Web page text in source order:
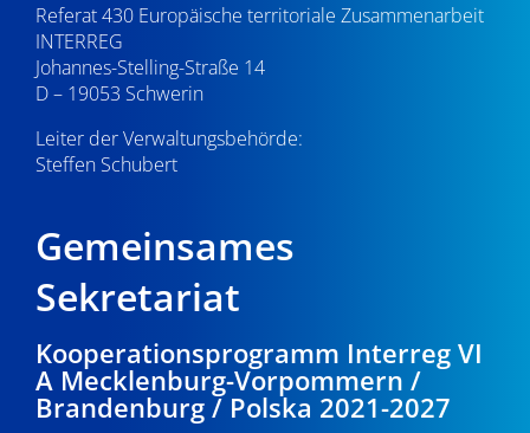
Referat 430 Europäische territoriale Zusammenarbeit
INTERREG
Johannes-Stelling-Straße 14
D – 19053 Schwerin
Leiter der Verwaltungsbehörde:
Steffen Schubert
Gemeinsames
Sekretariat
Kooperationsprogramm Interreg VI
A Mecklenburg-Vorpommern /
Brandenburg / Polska 2021-2027